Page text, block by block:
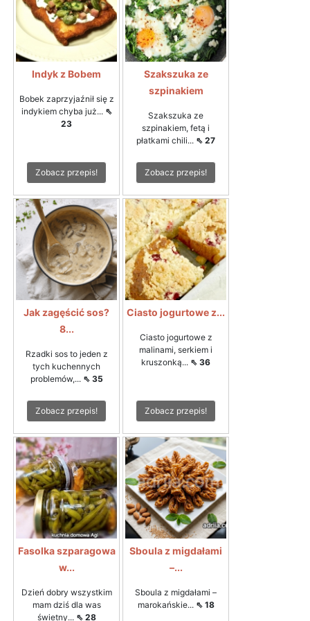
Indyk z Bobem
Bobek zaprzyjaźnił się z
indykiem chyba już... ⇖
23
Zobacz przepis!
Szakszuka ze
szpinakiem
Szakszuka ze
szpinakiem, fetą i
płatkami chili... ⇖ 27
Zobacz przepis!
Jak zagęścić sos?
8...
Rzadki sos to jeden z
tych kuchennych
problemów,... ⇖ 35
Zobacz przepis!
Ciasto jogurtowe z...
Ciasto jogurtowe z
malinami, serkiem i
kruszonką... ⇖ 36
Zobacz przepis!
Fasolka szparagowa
w...
Dzień dobry wszystkim
mam dziś dla was
świetny... ⇖ 28
Sboula z migdałami
–...
Sboula z migdałami –
marokańskie... ⇖ 18